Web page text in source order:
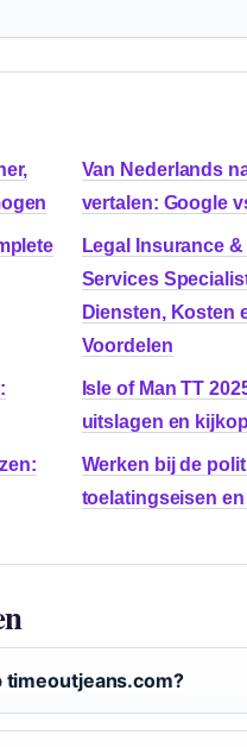
Van Nederlands
vertalen: Google
Legal Insurance &
Services
Diensten, Kosten
Voordelen
Isle of Man TT
uitslagen en
Werken bij de
toelatingseisen
timeoutjeans.com?